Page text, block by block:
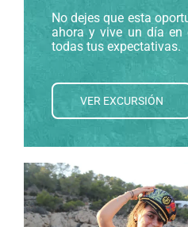
No dejes que esta
ahora y vive un día en
todas tus expectativas.
VER EXCURSIÓN